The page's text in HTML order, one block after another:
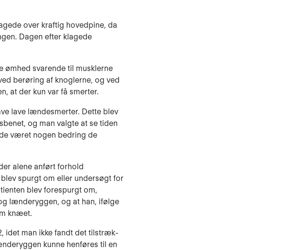
over kraftig hovedpine, da
Dagen efter klagede
ømhed svarende til musklerne
berøring af knoglerne, og ved
at der kun var få smerter.
lave lændesmerter. Dette blev
og man valgte at se tiden
været nogen bedring de
alene anført forhold
spurgt om eller undersøgt for
blev forespurgt om,
lænderyggen, og at han, ifølge
knæet.
idet man ikke fandt det tilstræk­
kunne henføres til en